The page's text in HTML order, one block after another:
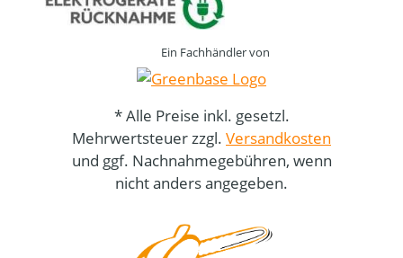
Ein Fachhändler von
* Alle Preise inkl. gesetzl.
Mehrwertsteuer zzgl. Versandkosten
und ggf. Nachnahmegebühren, wenn
nicht anders angegeben.